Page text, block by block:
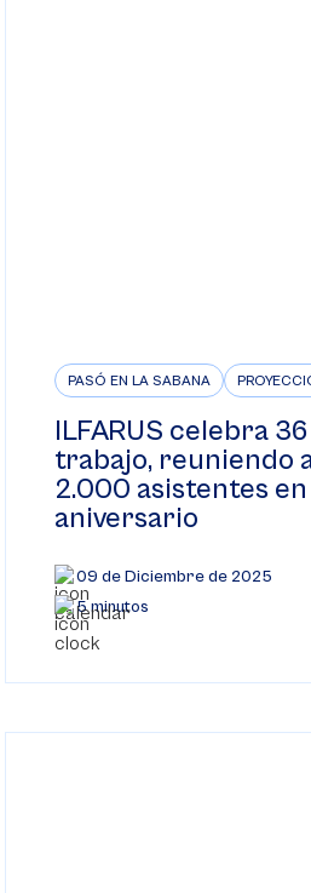
PASÓ EN LA SABANA
ILFARUS celebra
trabajo, reuniendo
2.000 asistentes en
aniversario
09 de Diciembre de 2025
5 minutos